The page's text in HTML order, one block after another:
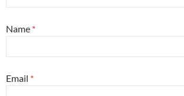
Name *
Email *